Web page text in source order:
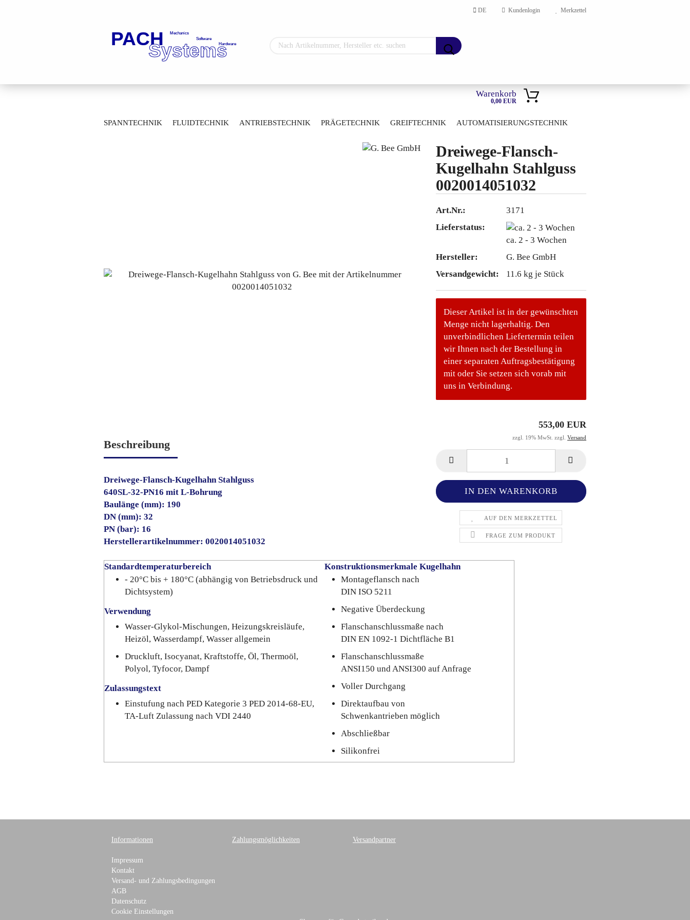
DE Kundenlogin
Konto erstellen
Passwort vergessen?
Merkzettel
Warenkorb
0,00 EUR
SPANNTECHNIK FLUIDTECHNIK ANTRIEBSTECHNIK PRÄGETECHNIK GREIFTECHNIK AUTOMATISIERUNGSTECHNIK
»
Dreiwege-Flansch-
Kugelhahn Stahlguss
0020014051032
Art.Nr.:
3171
Lieferstatus:
ca. 2 - 3 Wochen
Hersteller:
G. Bee GmbH
Versandgewicht:
11.6 kg je Stück
Dieser Artikel ist in der gewünschten
Menge nicht lagerhaltig. Den
unverbindlichen Liefertermin teilen
wir Ihnen nach der Bestellung in
einer separaten Auftragsbestätigung
mit oder Sie setzen sich vorab mit
uns in Verbindung.
553,00 EUR
zzgl. 19% MwSt. zzgl. Versand
AUF DEN MERKZETTEL
FRAGE ZUM PRODUKT
Beschreibung
Dreiwege-Flansch-Kugelhahn Stahlguss
640SL-32-PN16 mit L-Bohrung
Baulänge (mm): 190
DN (mm): 32
PN (bar): 16
Herstellerartikelnummer: 0020014051032
Standardtemperaturbereich
Konstruktionsmerkmale Kugelhahn
- 20°C bis + 180°C (abhängig von Betriebsdruck und
Dichtsystem)
Montageflansch nach
DIN ISO 5211
Verwendung
Negative Überdeckung
Wasser-Glykol-Mischungen, Heizungskreisläufe,
Heizöl, Wasserdampf, Wasser allgemein
Flanschanschlussmaße nach
DIN EN 1092-1 Dichtfläche B1
Druckluft, Isocyanat, Kraftstoffe, Öl, Thermoöl,
Polyol, Tyfocor, Dampf
Flanschanschlussmaße
ANSI150 und ANSI300 auf Anfrage
Zulassungstext
Voller Durchgang
Einstufung nach PED Kategorie 3 PED 2014-68-EU,
TA-Luft Zulassung nach VDI 2440
Direktaufbau von
Schwenkantrieben möglich
Abschließbar
Silikonfrei
Informationen
Impressum
Kontakt
Versand- und Zahlungsbedingungen
AGB
Datenschutz
Cookie Einstellungen
Zahlungsmöglichkeiten Versandpartner